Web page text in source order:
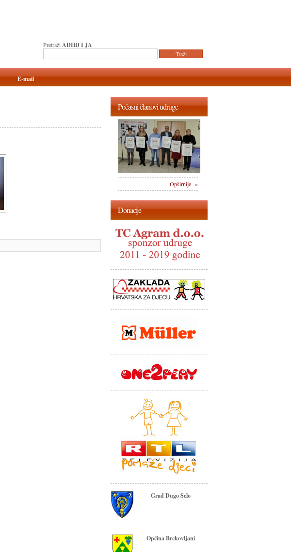
Pretraži ADHD I JA
Počasni članovi udruge
Opširnije »
Donacije
Grad Dugo Selo
Općina Brckovljani
E-mail